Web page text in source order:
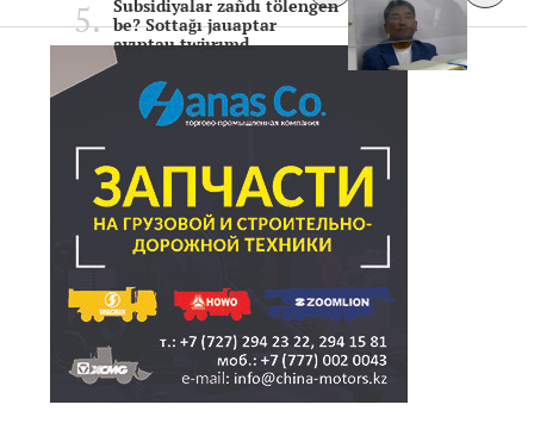
Subsidiyalar zañdı tölengen
be? Sottağı jauaptar
ayıptau twjırımd..